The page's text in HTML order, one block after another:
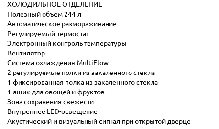
ХОЛОДИЛЬНОЕ ОТДЕЛЕНИЕ
Полезный объем 244 л
Автоматическое размораживание
Регулируемый термостат
Электронный контроль температуры
Вентилятор
Система охлаждения MultiFlow
2 регулируемые полки из закаленного стекла
1 фиксированная полка из закаленного стекла
1 ящик для овощей и фруктов
Зона сохранения свежести
Внутреннее LED-освещение
Акустический и визуальный сигнал при открытой дверце